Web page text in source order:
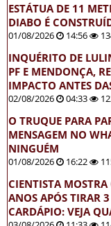
ESTÁTUA DE 11
DIABO É
01/08/2026 14:56
INQUÉRITO DE
PF E MENDONÇA,
IMPACTO ANTES
02/08/2026 04:33
O TRUQUE PARA
MENSAGEM NO
NINGUÉM
01/08/2026 16:22
CIENTISTA MOSTRA
ANOS APÓS TIRAR
CARDÁPIO: VEJA